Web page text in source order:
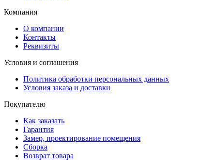
Компания
О компании
Контакты
Реквизиты
Условия и соглашения
Политика обработки персональных данных
Условия заказа и доставки
Покупателю
Как заказать
Гарантия
Замер, проектирование помещения
Сборка
Возврат товара